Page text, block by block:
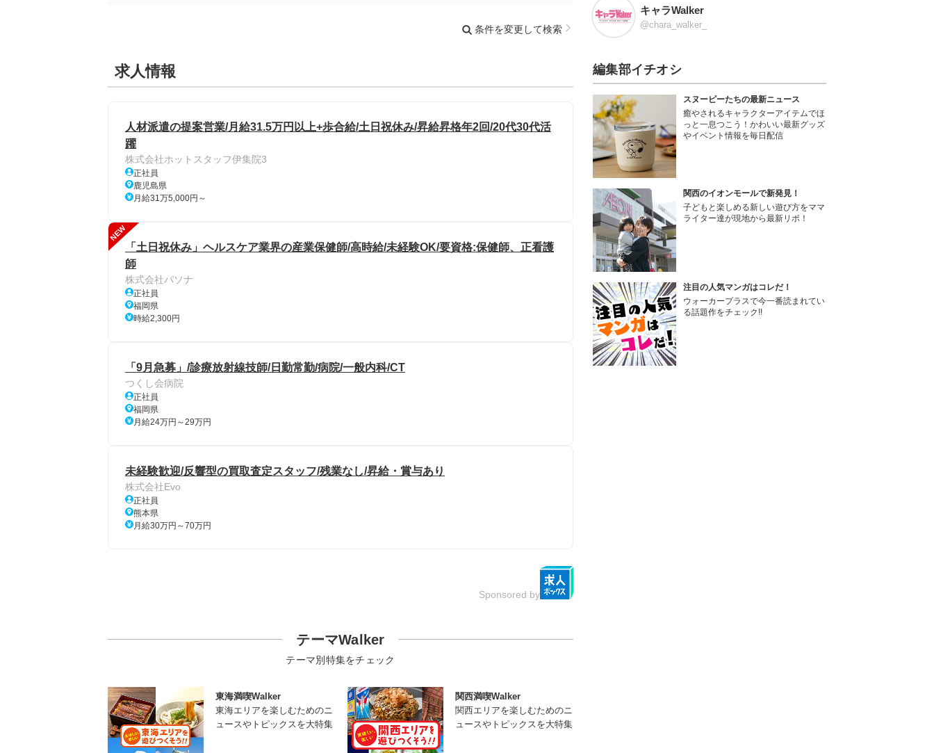
条件を変更して検索
求人情報
人材派遣の提案営業/月給31.5万円以上+歩合給/土日祝休み/昇給昇格年2回/20代30代活
躍
株式会社ホットスタッフ伊集院3
正社員
鹿児島県
月給31万5,000円～
NEW
「土日祝休み」ヘルスケア業界の産業保健師/高時給/未経験OK/要資格:保健師、正看護
師
株式会社パソナ
正社員
福岡県
時給2,300円
「9月急募」/診療放射線技師/日勤常勤/病院/一般内科/CT
つくし会病院
正社員
福岡県
月給24万円～29万円
未経験歓迎/反響型の買取査定スタッフ/残業なし/昇給・賞与あり
株式会社Evo
正社員
熊本県
月給30万円～70万円
Sponsored by
テーマWalker
テーマ別特集をチェック
東海満喫Walker
東海エリアを楽しむためのニ
ュースやトピックスを大特集
関西満喫Walker
関西エリアを楽しむためのニ
ュースやトピックスを大特集
キャラWalker
@chara_walker_
編集部イチオシ
スヌーピーたちの最新ニュース
癒やされるキャラクターアイテムでほ
っと一息つこう！かわいい最新グッズ
やイベント情報を毎日配信
関西のイオンモールで新発見！
子どもと楽しめる新しい遊び方をママ
ライター達が現地から最新リポ！
注目の人気マンガはコレだ！
ウォーカープラスで今一番読まれてい
る話題作をチェック!!